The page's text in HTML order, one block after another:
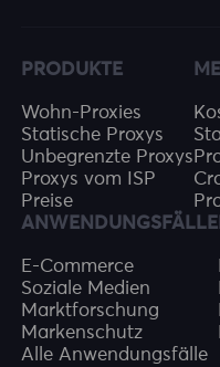
PRODUKTE
Wohn-Proxies
Statische Proxys
Unbegrenzte Proxys
Proxys vom ISP
Preise
ANWENDUNGSFÄLLE
E-Commerce
Soziale Medien
Marktforschung
Markenschutz
Alle Anwendungsfälle